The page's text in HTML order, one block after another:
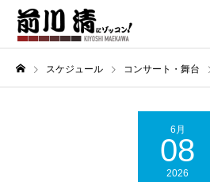
スケジュール コンサート・舞台
6月
08
2026